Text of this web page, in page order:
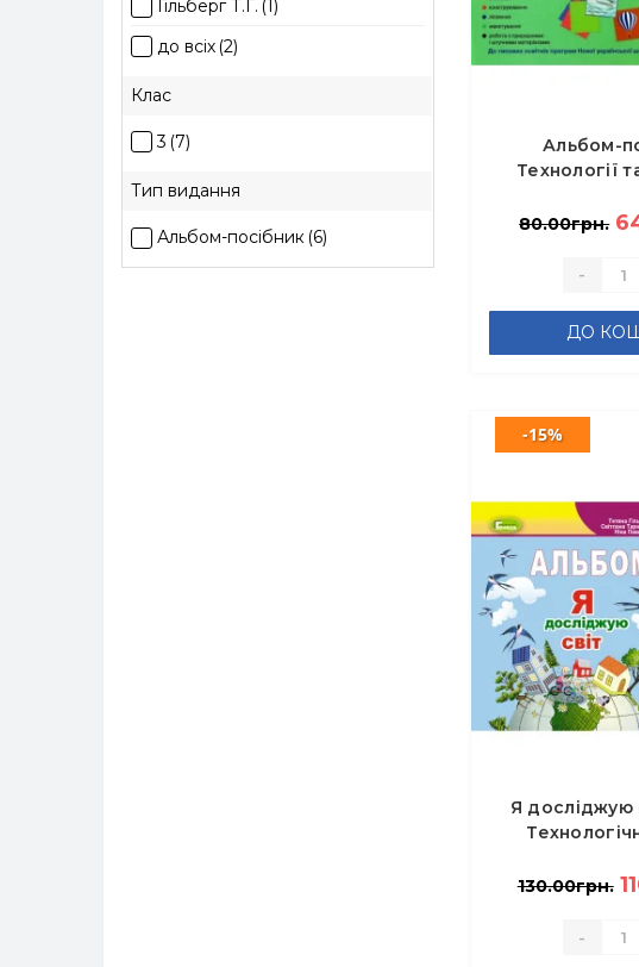
Гільберг Т.Г. (1)
до всіх (2)
Клас
3 (7)
Тип видання
Альбом-посібник (6)
Альбом-
Технології
80.00грн.
-
ДО
Я досліджую
-15%
130.00грн.
-